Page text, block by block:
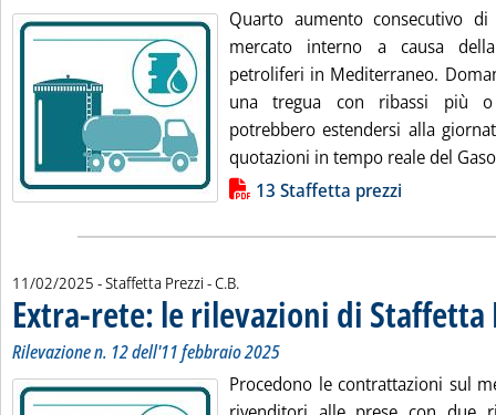
Quarto aumento consecutivo
mercato interno a causa
petroliferi in Mediterraneo.
una tregua con ribassi più
potrebbero estendersi alla
quotazioni in tempo reale del
Lista allegati PDF alla notizia13 Staffetta prezzi
11/02/2025 - Staffetta Prezzi -di:
C.B.
Extra-rete: le rilevazioni di Staffetta
Rilevazione n. 12 dell'11 febbraio 2025
Procedono le contrattazioni sul